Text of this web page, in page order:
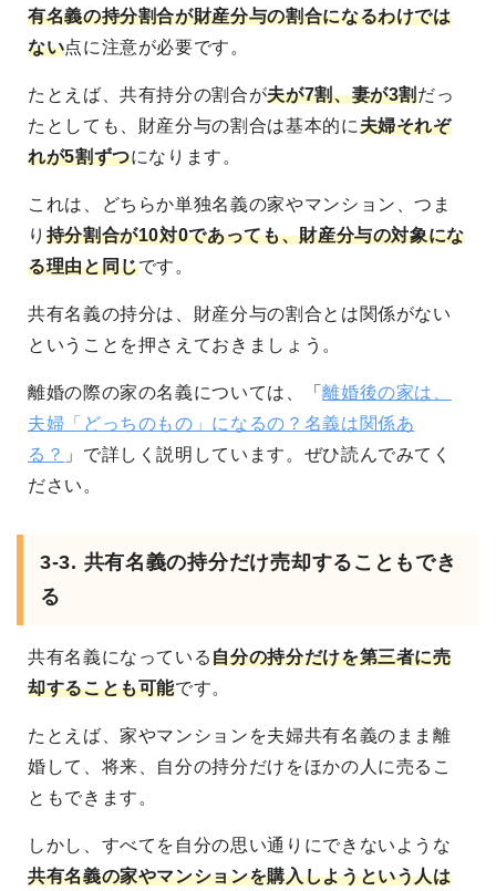
有名義の持分割合が財産分与の割合になるわけでは
ない点に注意が必要です。
たとえば、共有持分の割合が夫が7割、妻が3割だっ
たとしても、財産分与の割合は基本的に夫婦それぞ
れが5割ずつになります。
これは、どちらか単独名義の家やマンション、つま
り 持分割合が10対0であっても、財産分与の対象にな
る理由と同じです。
共有名義の持分は、財産分与の割合とは関係がない
ということを押さえておきましょう。
離婚の際の家の名義については、「離婚後の家は、
夫婦「どっちのもの」になるの？名義は関係あ
る？ 」で詳しく説明しています。ぜひ読んでみてく
ださい。
3-3. 共有名義の持分だけ売却することもでき
る
共有名義になっている自分の持分だけを第三者に売
却することも可能です。
たとえば、家やマンションを夫婦共有名義のまま離
婚して、将来、自分の持分だけをほかの人に売るこ
ともできます。
しかし、すべてを自分の思い通りにできないような
共有名義の家やマンションを購入しようという人は